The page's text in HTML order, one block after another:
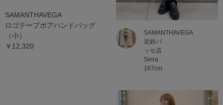
SAMANTHAVEGA
ロゴテープボアハンドバッグ
（小）
￥12,320
SAMANTHAVEGA
近鉄パ
ッセ店
Seira
167cm